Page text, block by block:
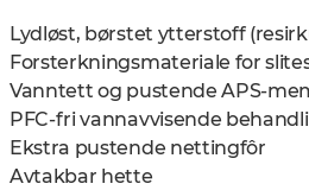
Lydløst, børstet ytterstoff
Forsterkningsmateriale for
Vanntett og pustende APS-
PFC-fri vannavvisende
Ekstra pustende nettingfôr
Avtakbar hette